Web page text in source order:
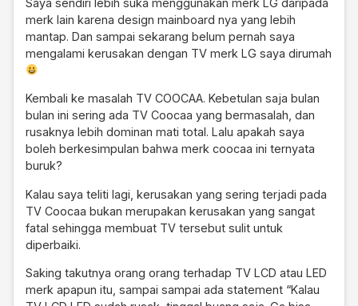
merk lain karena design mainboard nya yang lebih
mantap. Dan sampai sekarang belum pernah saya
mengalami kerusakan dengan TV merk LG saya dirumah
Kembali ke masalah TV COOCAA. Kebetulan saja bulan
bulan ini sering ada TV Coocaa yang bermasalah, dan
rusaknya lebih dominan mati total. Lalu apakah saya
boleh berkesimpulan bahwa merk coocaa ini ternyata
buruk?
Kalau saya teliti lagi, kerusakan yang sering terjadi pada
TV Coocaa bukan merupakan kerusakan yang sangat
fatal sehingga membuat TV tersebut sulit untuk
diperbaiki.
Saking takutnya orang orang terhadap TV LCD atau LED
merk apapun itu, sampai sampai ada statement “Kalau